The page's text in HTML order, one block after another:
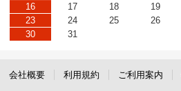
16
17 18 19
23
24 25 26
30
31
会社概要 利用規約 ご利用案内